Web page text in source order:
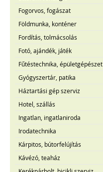
Fogorvos, fogászat
Földmunka, konténer
Fordítás, tolmácsolás
Fotó, ajándék, játék
Fűtéstechnika, épületgépészet
Gyógyszertár, patika
Háztartási gép szerviz
Hotel, szállás
Ingatlan, ingatlaniroda
Irodatechnika
Kárpitos, bútorfelújítás
Kávézó, teaház